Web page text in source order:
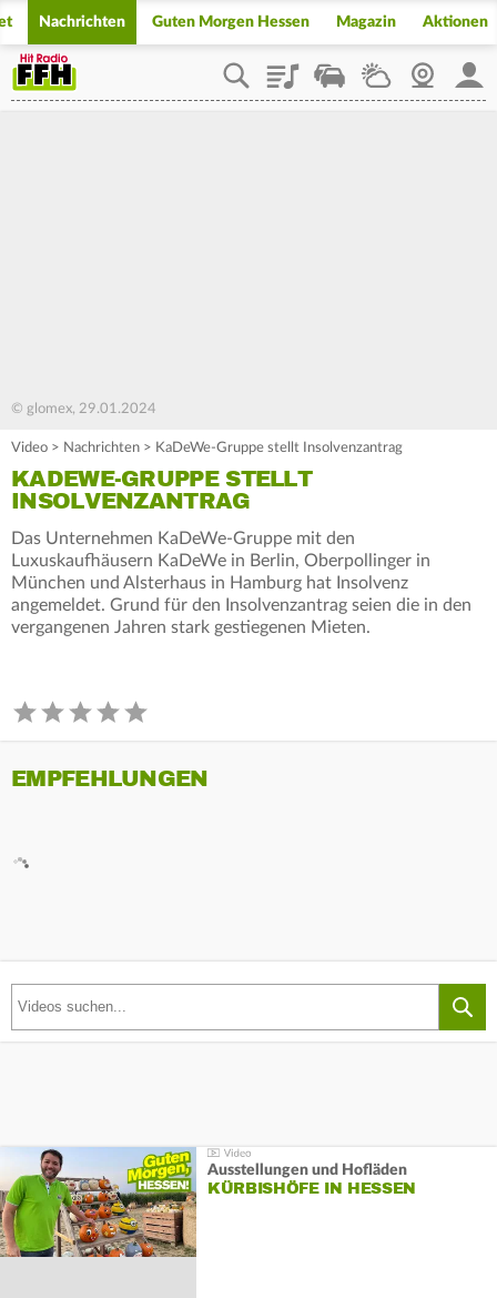
Nachrichten Guten Morgen Hessen Magazin Aktionen
PlaylistStaupilotWetterWebcam
© glomex, 29.01.2024
Video > Nachrichten > KaDeWe-Gruppe stellt Insolvenzantrag
KADEWE-GRUPPE STELLT
INSOLVENZANTRAG
Das Unternehmen KaDeWe-Gruppe mit den
Luxuskaufhäusern KaDeWe in Berlin, Oberpollinger in
München und Alsterhaus in Hamburg hat Insolvenz
angemeldet. Grund für den Insolvenzantrag seien die in den
vergangenen Jahren stark gestiegenen Mieten.
EMPFEHLUNGEN
Ausstellungen und Hofläden
KÜRBISHÖFE IN HESSEN